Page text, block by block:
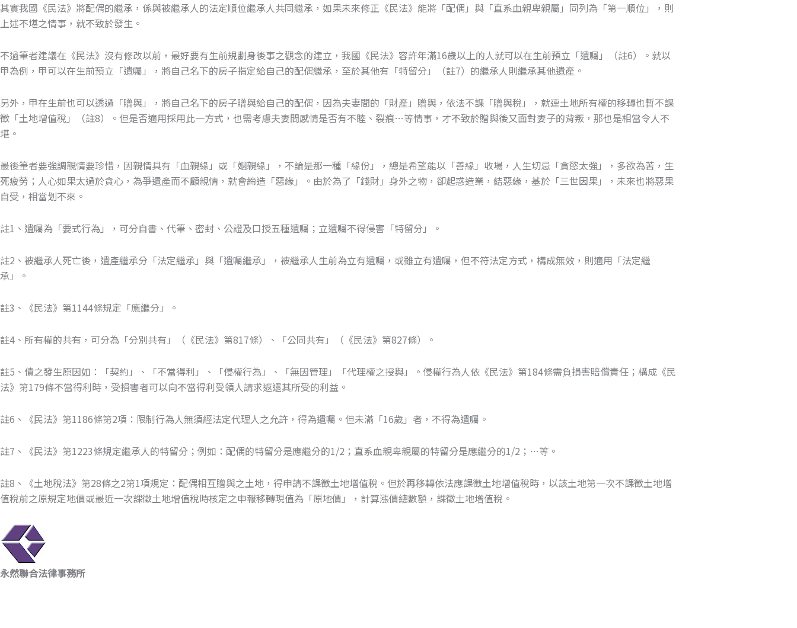
其實我國《民法》將配偶的繼承，係與被繼承人的法定順位繼承人共同繼承，如果未來修正《民法》能將「配偶」與「直系血親卑親屬」同列為「第一順位」，則
上述不堪之情事，就不致於發生。
不過筆者建議在《民法》沒有修改以前，最好要有生前規劃身後事之觀念的建立，我國《民法》容許年滿16歲以上的人就可以在生前預立「遺囑」（註6）。就以
甲為例，甲可以在生前預立「遺囑」，將自己名下的房子指定給自己的配偶繼承，至於其他有「特留分」（註7）的繼承人則繼承其他遺產。
另外，甲在生前也可以透過「贈與」，將自己名下的房子贈與給自己的配偶，因為夫妻間的「財產」贈與，依法不課「贈與稅」，就連土地所有權的移轉也暫不課
徵「土地增值稅」（註8）。但是否適用採用此一方式，也需考慮夫妻間感情是否有不睦、裂痕…等情事，才不致於贈與後又面對妻子的背叛，那也是相當令人不
堪。
最後筆者要強調親情要珍惜，因親情具有「血親緣」或「姻親緣」，不論是那一種「緣份」，總是希望能以「善緣」收場，人生切忌「貪慾太強」，多欲為苦，生
死疲勞；人心如果太過於貪心，為爭遺產而不顧親情，就會締造「惡緣」。由於為了「錢財」身外之物，卻起惑造業，結惡緣，基於「三世因果」，未來也將惡果
自受，相當划不來。
註1、遺囑為「要式行為」，可分自書、代筆、密封、公證及口授五種遺囑；立遺囑不得侵害「特留分」。
註2、被繼承人死亡後，遺產繼承分「法定繼承」與「遺囑繼承」，被繼承人生前為立有遺囑，或雖立有遺囑，但不符法定方式，構成無效，則適用「法定繼
承」。
註3、《民法》第1144條規定「應繼分」。
註4、所有權的共有，可分為「分別共有」（《民法》第817條）、「公同共有」（《民法》第827條）。
註5、債之發生原因如：「契約」、「不當得利」、「侵權行為」、「無因管理」「代理權之授與」。侵權行為人依《民法》第184條需負損害賠償責任；構成《民
法》第179條不當得利時，受損害者可以向不當得利受領人請求返還其所受的利益。
註6、《民法》第1186條第2項：限制行為人無須經法定代理人之允許，得為遺囑。但未滿「16歲」者，不得為遺囑。
註7、《民法》第1223條規定繼承人的特留分；例如：配偶的特留分是應繼分的1/2；直系血親卑親屬的特留分是應繼分的1/2；…等。
註8、《土地稅法》第28條之2第1項規定：配偶相互贈與之土地，得申請不課徵土地增值稅。但於再移轉依法應課徵土地增值稅時，以該土地第一次不課徵土地增
值稅前之原規定地價或最近一次課徵土地增值稅時核定之申報移轉現值為「原地價」，計算漲價總數額，課徵土地增值稅。
永然聯合法律事務所